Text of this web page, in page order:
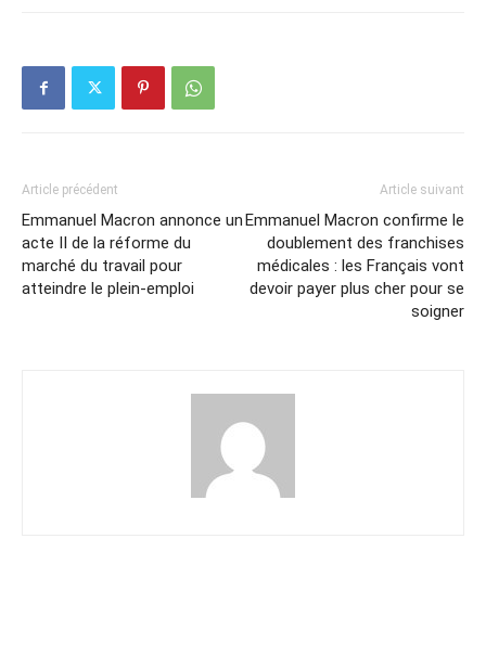
Article précédent
Emmanuel Macron annonce un
acte II de la réforme du
marché du travail pour
atteindre le plein-emploi
Article suivant
Emmanuel Macron confirme le
doublement des franchises
médicales : les Français vont
devoir payer plus cher pour se
soigner